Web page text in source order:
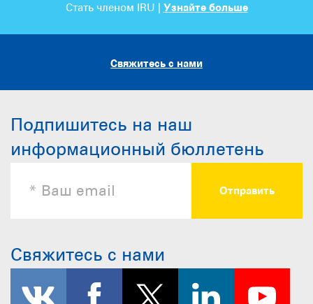
Стать членом IRU | Узнайте больше
Свяжитесь с нами
Подпишитесь на наш
информационный бюллетень
Свяжитесь с нами